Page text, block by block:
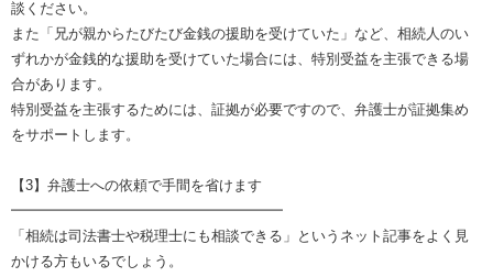
談ください。
また「兄が親からたびたび金銭の援助を受けていた」など、相続人のい
ずれかが金銭的な援助を受けていた場合には、特別受益を主張できる場
合があります。
特別受益を主張するためには、証拠が必要ですので、弁護士が証拠集め
をサポートします。
【3】弁護士への依頼で手間を省けます
━━━━━━━━━━━━━━━━━━━
「相続は司法書士や税理士にも相談できる」というネット記事をよく見
かける方もいるでしょう。